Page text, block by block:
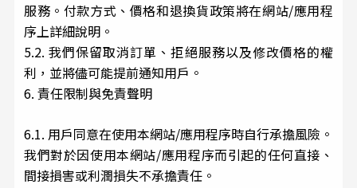
服務。付款方式、價格和退換貨政策將在網站/應用程
序上詳細說明。
5.2. 我們保留取消訂單、拒絕服務以及修改價格的權
利，並將儘可能提前通知用戶。
6. 責任限制與免責聲明
6.1. 用戶同意在使用本網站/應用程序時自行承擔風險。
我們對於因使用本網站/應用程序而引起的任何直接、
間接損害或利潤損失不承擔責任。